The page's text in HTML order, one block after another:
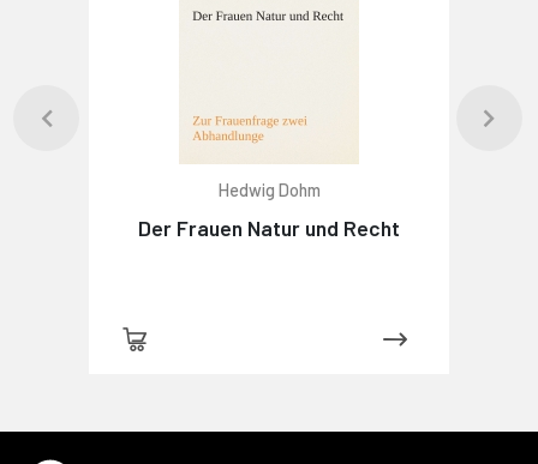
Hedwig Dohm
Der Frauen Natur und Recht